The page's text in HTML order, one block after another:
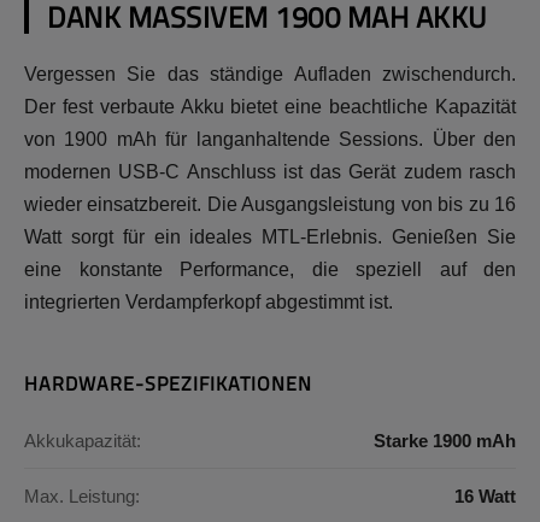
DANK MASSIVEM 1900 MAH AKKU
Vergessen Sie das ständige Aufladen zwischendurch.
Der fest verbaute Akku bietet eine beachtliche Kapazität
von 1900 mAh für langanhaltende Sessions. Über den
modernen USB-C Anschluss ist das Gerät zudem rasch
wieder einsatzbereit. Die Ausgangsleistung von bis zu 16
Watt sorgt für ein ideales MTL-Erlebnis. Genießen Sie
eine konstante Performance, die speziell auf den
integrierten Verdampferkopf abgestimmt ist.
HARDWARE-SPEZIFIKATIONEN
Akkukapazität: Starke 1900 mAh
Max. Leistung: 16 Watt